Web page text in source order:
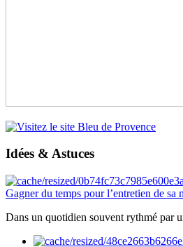
Idées & Astuces
Gagner du temps pour l’entretien de sa
Dans un quotidien souvent rythmé par